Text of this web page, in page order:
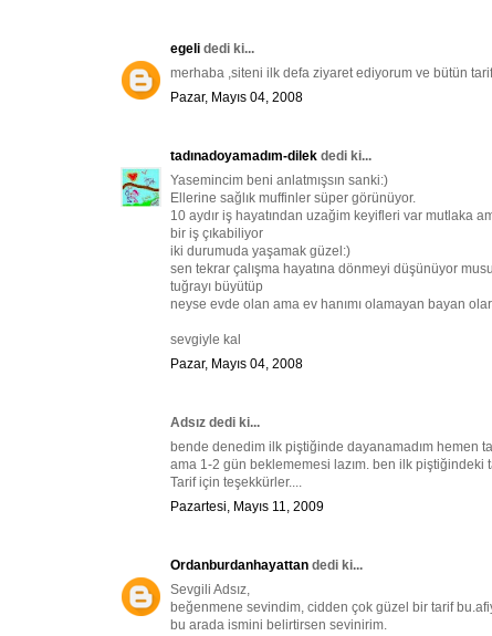
egeli dedi ki...
merhaba ,siteni ilk defa ziyaret ediyorum ve bütün
Pazar, Mayıs 04, 2008
tadınadoyamadım-dilek dedi ki...
Yasemincim beni anlatmışsın sanki:)
Ellerine sağlık muffinler süper görünüyor.
10 aydır iş hayatından uzağim keyifleri var mutlaka
bir iş çıkabiliyor
iki durumuda yaşamak güzel:)
sen tekrar çalışma hayatına dönmeyi düşünüyor
tuğrayı büyütüp
neyse evde olan ama ev hanımı olamayan bayan
sevgiyle kal
Pazar, Mayıs 04, 2008
Adsız dedi ki...
bende denedim ilk piştiğinde dayanamadım hemen
ama 1-2 gün beklememesi lazım. ben ilk piştiğindeki
Tarif için teşekkürler....
Pazartesi, Mayıs 11, 2009
Ordanburdanhayattan dedi ki...
Sevgili Adsız,
beğenmene sevindim, cidden çok güzel bir tarif
bu arada ismini belirtirsen sevinirim.